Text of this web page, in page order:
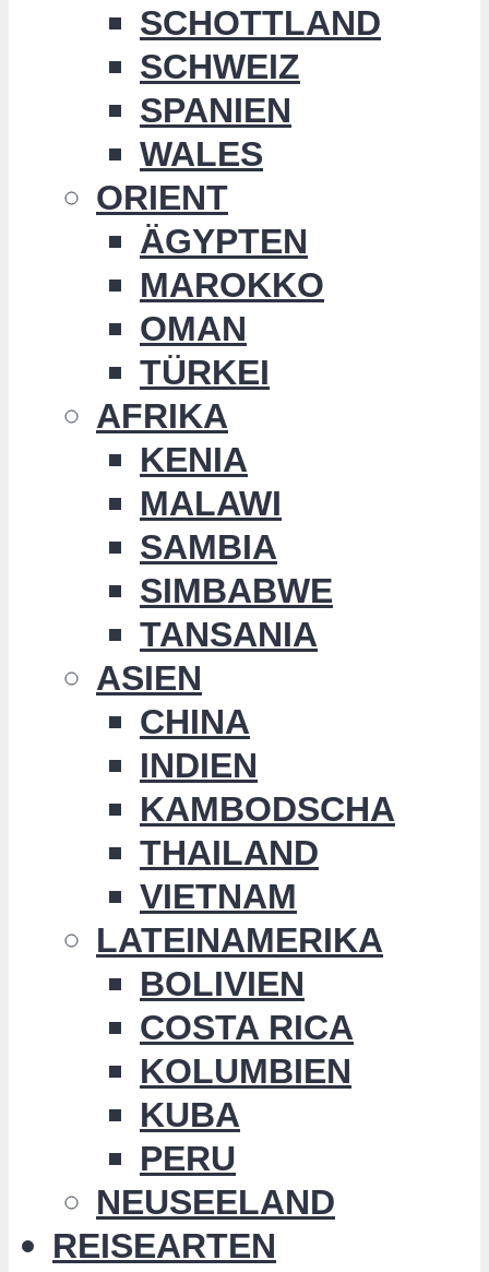
SCHOTTLAND
SCHWEIZ
SPANIEN
WALES
ORIENT
ÄGYPTEN
MAROKKO
OMAN
TÜRKEI
AFRIKA
KENIA
MALAWI
SAMBIA
SIMBABWE
TANSANIA
ASIEN
CHINA
INDIEN
KAMBODSCHA
THAILAND
VIETNAM
LATEINAMERIKA
BOLIVIEN
COSTA RICA
KOLUMBIEN
KUBA
PERU
NEUSEELAND
REISEARTEN